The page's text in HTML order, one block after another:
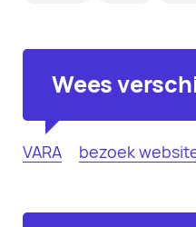
Wees
VARA bezoek